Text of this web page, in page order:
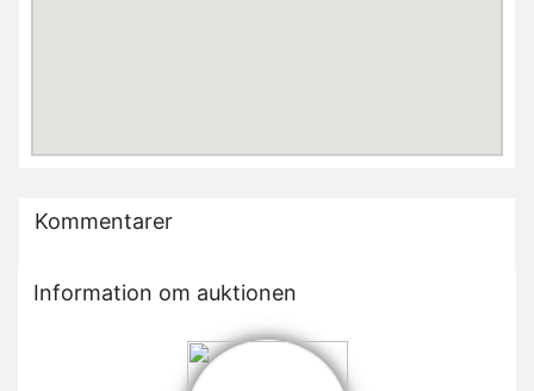
Kommentarer
Information om auktionen